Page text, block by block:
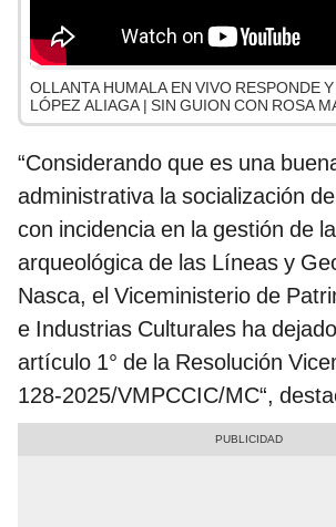
OLLANTA HUMALA EN VIVO RESPONDE
LÓPEZ ALIAGA | SIN GUION CON ROSA
“Considerando que es una
administrativa la socialización
con incidencia en la gestión de
arqueológica de las Líneas y
Nasca, el Viceministerio de
e Industrias Culturales ha
artículo 1° de la Resolución
128-2025/VMPCCIC/MC“,